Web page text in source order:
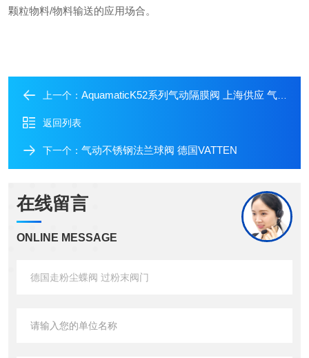
颗粒物料/物料输送的应用场合。
上一个： AquamaticK52系列气动隔膜阀 上海供应 气动塑料常闭隔膜阀
返回列表
下一个： 气动不锈钢法兰球阀 德国VATTEN
在线留言
ONLINE MESSAGE